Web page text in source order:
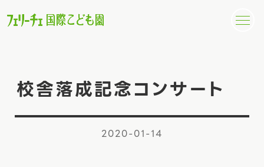
校舎落成記念コンサート
2020-01-14